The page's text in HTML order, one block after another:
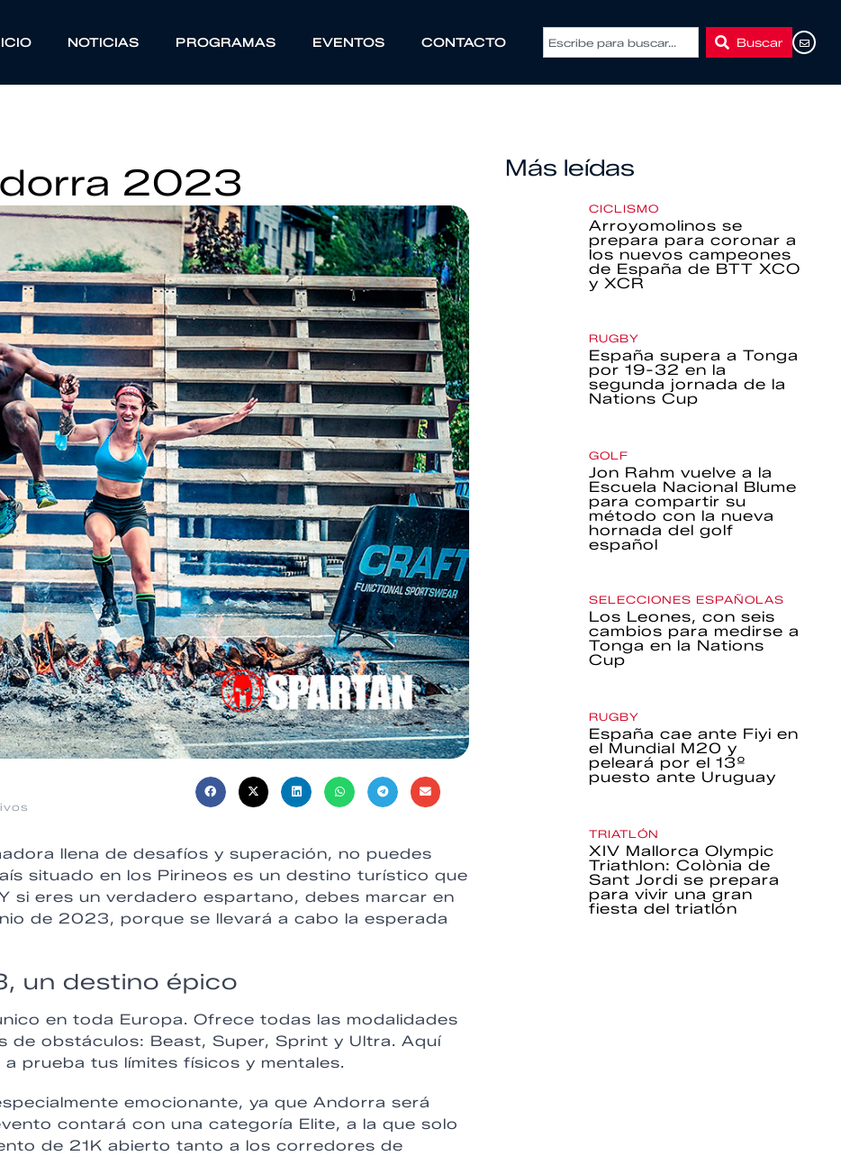
NOTICIAS PROGRAMAS EVENTOS CONTACTO Buscar
2023
llena de desafíos y superación, no puedes
situado en los Pirineos es un destino turístico que
si eres un verdadero espartano, debes marcar en
de 2023, porque se llevará a cabo la esperada
un destino épico
en toda Europa. Ofrece todas las modalidades
de obstáculos: Beast, Super, Sprint y Ultra. Aquí
prueba tus límites físicos y mentales.
emocionante, ya que Andorra será
contará con una categoría Elite, a la que solo
de 21K abierto tanto a los corredores de
Más leídas
CICLISMO
Arroyomolinos se
prepara para coronar a
los nuevos campeones
de España de BTT XCO
y XCR
RUGBY
España supera a Tonga
por 19-32 en la
segunda jornada de la
Nations Cup
GOLF
Jon Rahm vuelve a la
Escuela Nacional Blume
para compartir su
método con la nueva
hornada del golf
español
SELECCIONES ESPAÑOLAS
Los Leones, con seis
cambios para medirse a
Tonga en la Nations
Cup
RUGBY
España cae ante Fiyi en
el Mundial M20 y
peleará por el 13º
puesto ante Uruguay
TRIATLÓN
XIV Mallorca Olympic
Triathlon: Colònia de
Sant Jordi se prepara
para vivir una gran
fiesta del triatlón